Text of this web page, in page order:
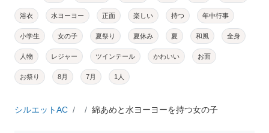
浴衣 水ヨーヨー 正面 楽しい 持つ 年中行事
小学生 女の子 夏祭り 夏休み 夏 和風 全身
人物 レジャー ツインテール かわいい お面
お祭り 8月 7月 1人
シルエットAC 綿あめと水ヨーヨーを持つ女の子